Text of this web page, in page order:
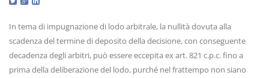
In tema di impugnazione di lodo arbitrale, la nullità dovuta alla
scadenza del termine di deposito della decisione, con conseguente
decadenza degli arbitri, può essere eccepita ex art. 821 c.p.c. fino a
prima della deliberazione del lodo, purché nel frattempo non siano